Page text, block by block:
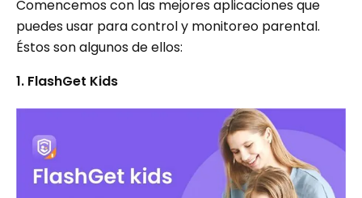
Comencemos con las mejores aplicaciones que
puedes usar para control y monitoreo parental.
Éstos son algunos de ellos:
1. FlashGet Kids